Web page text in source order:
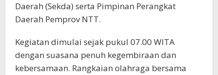
Daerah (Sekda) serta Pimpinan Perangkat
Daerah Pemprov NTT.
Kegiatan dimulai sejak pukul 07.00 WITA
dengan suasana penuh kegembiraan dan
kebersamaan. Rangkaian olahraga bersama